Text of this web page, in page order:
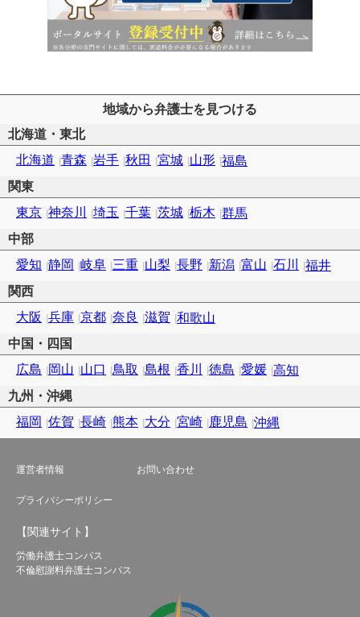
地域から弁護士を見つける
北海道・東北
北海道 青森 岩手 秋田 宮城 山形 福島
関東
東京 神奈川 埼玉 千葉 茨城 栃木 群馬
中部
愛知 静岡 岐阜 三重 山梨 長野 新潟 富山 石川
福井
関西
大阪 兵庫 京都 奈良 滋賀 和歌山
中国・四国
広島
岡山 山口 鳥取 島根 香川 徳島 愛媛 高知
九州・沖縄
福岡 佐賀 長崎 熊本 大分 宮崎 鹿児島 沖縄
運営者情報 お問い合わせ
プライバシーポリシー
【関連サイト】
労働弁護士コンパス
不倫慰謝料弁護士コンパス